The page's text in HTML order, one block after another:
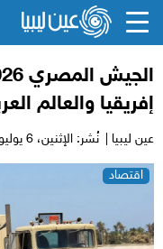
إفريقيا والعالم
عين ليبيا | نُشر: الإثنين،
اقتصاد